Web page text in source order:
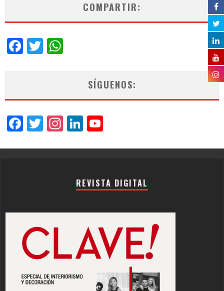
COMPARTIR:
Facebook
Twitter
SÍGUENOS:
Facebook
Twitter
Instagram
LinkedIn
REVISTA DIGITAL